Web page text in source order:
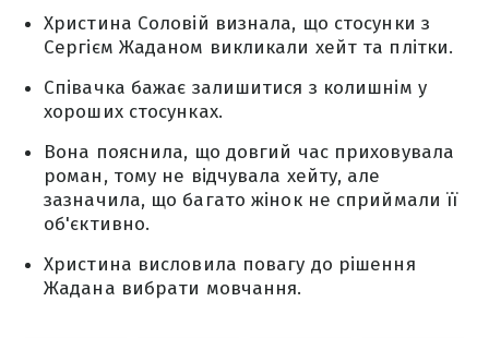
Христина Соловій визнала, що стосунки з
Сергієм Жаданом викликали хейт та плітки.
Співачка бажає залишитися з колишнім у
хороших стосунках.
Вона пояснила, що довгий час приховувала
роман, тому не відчувала хейту, але
зазначила, що багато жінок не сприймали її
об'єктивно.
Христина висловила повагу до рішення
Жадана вибрати мовчання.